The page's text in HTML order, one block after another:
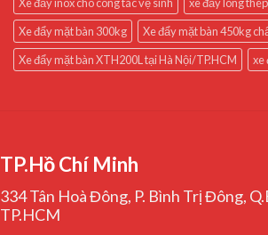
Xe đẩy mặt bàn 300kg
Xe đẩy mặt bàn 450kg
Xe đẩy mặt bàn XTH200L tại Hà Nội/TP.HCM
xe
TP.Hồ Chí Minh
334 Tân Hoà Đông, P. Bình Trị Đông,
TP.HCM